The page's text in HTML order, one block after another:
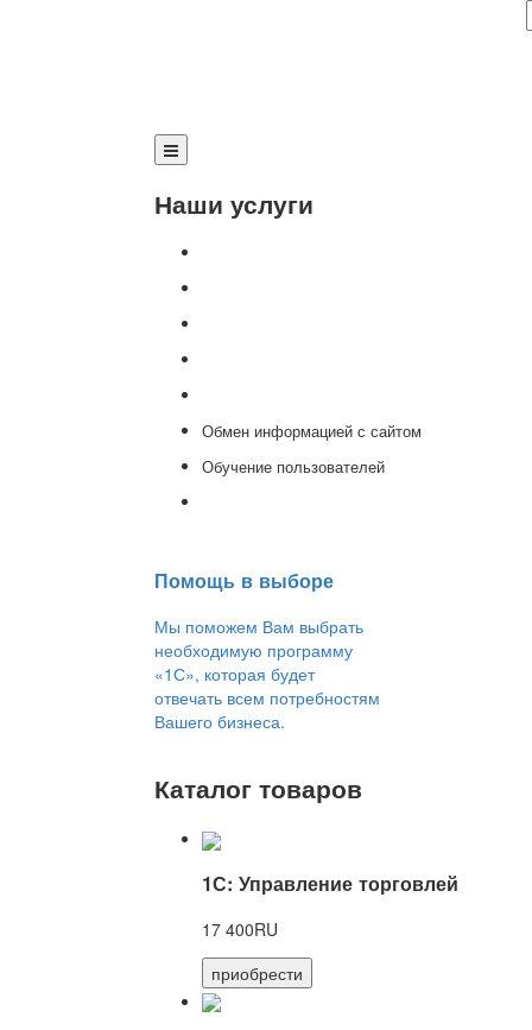
Наши услуги
Обмен информацией с сайтом
Обучение пользователей
Помощь в выборе
Мы поможем Вам выбрать
необходимую программу
«1С», которая будет
отвечать всем потребностям
Вашего бизнеса.
Каталог товаров
1С: Управление торговлей
17 400RU
приобрести